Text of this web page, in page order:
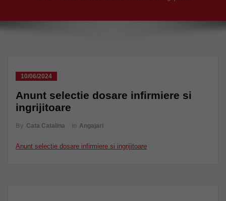
10/06/2024
Anunt selectie dosare infirmiere si
ingrijitoare
By Cata Catalina in Angajari
Anunt selectie dosare infirmiere si ingrijitoare